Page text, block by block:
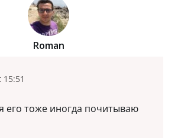
Roman
его тоже иногда почитываю